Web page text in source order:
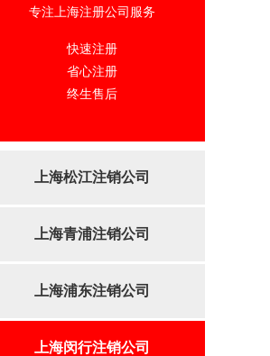
专注上海注册公司服务
快速注册
省心注册
终生售后
上海松江注销公司
上海青浦注销公司
上海浦东注销公司
上海闵行注销公司